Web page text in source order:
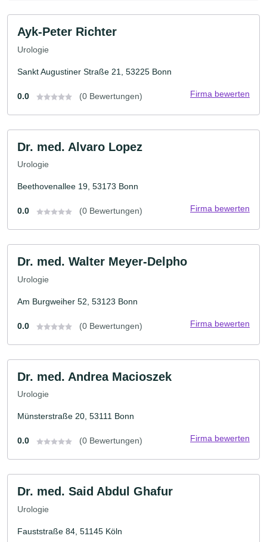
Ayk-Peter Richter
Urologie
Sankt Augustiner Straße 21, 53225 Bonn
0.0 (0 Bewertungen) Firma bewerten
Dr. med. Alvaro Lopez
Urologie
Beethovenallee 19, 53173 Bonn
0.0 (0 Bewertungen) Firma bewerten
Dr. med. Walter Meyer-Delpho
Urologie
Am Burgweiher 52, 53123 Bonn
0.0 (0 Bewertungen) Firma bewerten
Dr. med. Andrea Macioszek
Urologie
Münsterstraße 20, 53111 Bonn
0.0 (0 Bewertungen) Firma bewerten
Dr. med. Said Abdul Ghafur
Urologie
Fauststraße 84, 51145 Köln